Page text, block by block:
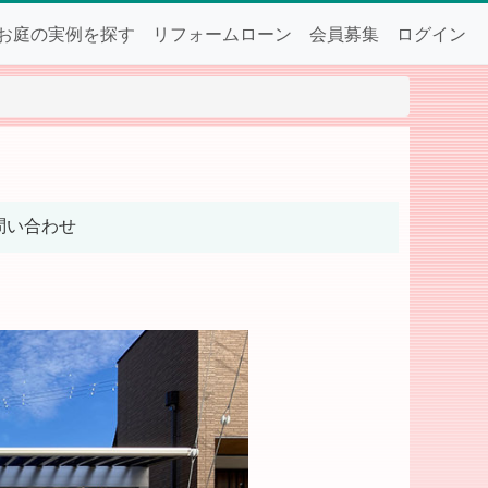
庭の実例を探す リフォームローン 会員募集 ログイン
合わせ